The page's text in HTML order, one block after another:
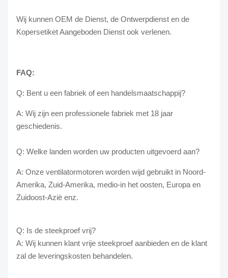
Wij kunnen OEM de Dienst, de Ontwerpdienst en de
Kopersetiket Aangeboden Dienst ook verlenen.
FAQ:
Q: Bent u een fabriek of een handelsmaatschappij?
A: Wij zijn een professionele fabriek met 18 jaar
geschiedenis.
Q: Welke landen worden uw producten uitgevoerd aan?
A: Onze ventilatormotoren worden wijd gebruikt in Noord-
Amerika, Zuid-Amerika, medio-in het oosten, Europa en
Zuidoost-Azië enz.
Q: Is de steekproef vrij?
A: Wij kunnen klant vrije steekproef aanbieden en de klant
zal de leveringskosten behandelen.